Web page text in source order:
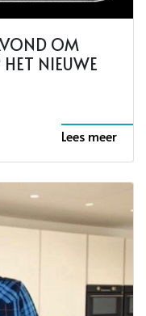
OM
NIEUWE
Lees meer